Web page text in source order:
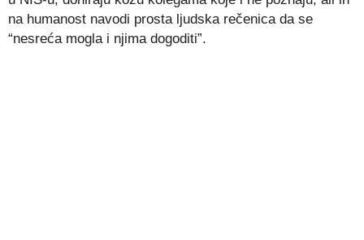
na humanost navodi prosta ljudska rečenica da se
“nesreća mogla i njima dogoditi”.